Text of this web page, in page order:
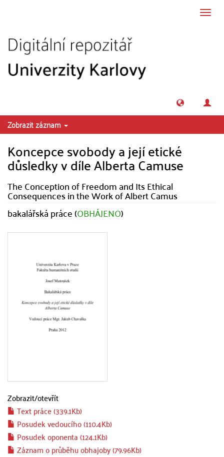
Zobrazit záznam
Koncepce svobody a její etické
důsledky v díle Alberta Camuse
The Conception of Freedom and Its Ethical
Consequences in the Work of Albert Camus
bakalářská práce (OBHÁJENO)
Zobrazit/otevřít
Text práce (339.1Kb)
Posudek vedoucího (110.4Kb)
Posudek oponenta (124.1Kb)
Záznam o průběhu obhajoby (79.96Kb)